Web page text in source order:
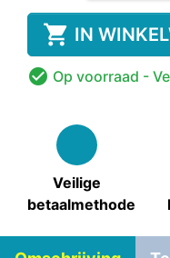
 IN
 Op voorraad -
Veilige
betaalmethode